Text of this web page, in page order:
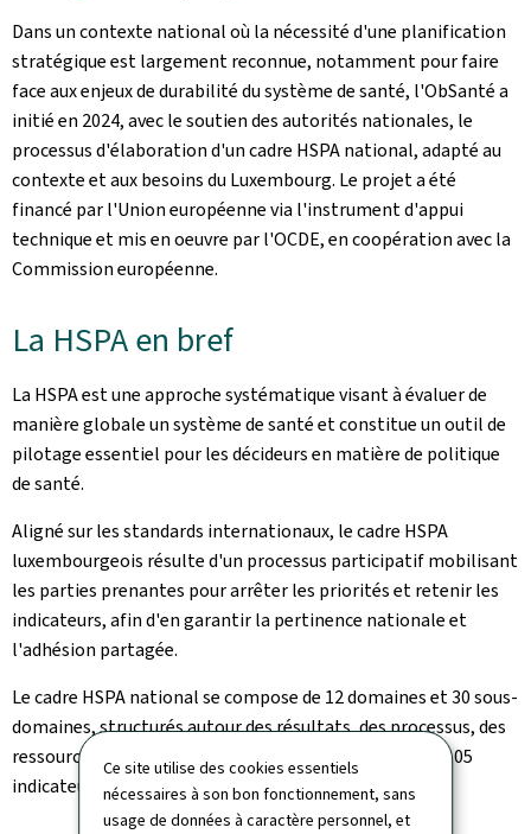
Ce site utilise des cookies essentiels
nécessaires à son bon fonctionnement, sans
usage de données à caractère personnel, et
Dans un contexte national où la nécessité d'une planification
stratégique est largement reconnue, notamment pour faire
face aux enjeux de durabilité du système de santé, l'ObSanté a
initié en 2024, avec le soutien des autorités nationales, le
processus d'élaboration d'un cadre HSPA national, adapté au
contexte et aux besoins du Luxembourg. Le projet a été
financé par l'Union européenne via l'instrument d'appui
technique et mis en oeuvre par l'OCDE, en coopération avec la
Commission européenne.
La HSPA en bref
La HSPA est une approche systématique visant à évaluer de
manière globale un système de santé et constitue un outil de
pilotage essentiel pour les décideurs en matière de politique
de santé.
Aligné sur les standards internationaux, le cadre HSPA
luxembourgeois résulte d'un processus participatif mobilisant
les parties prenantes pour arrêter les priorités et retenir les
indicateurs, afin d'en garantir la pertinence nationale et
l'adhésion partagée.
Le cadre HSPA national se compose de 12 domaines et 30 sous-
domaines, structurés autour des résultats, des processus, des
ressources et de domaines transversaux, et peuplé de 105
indicateurs.